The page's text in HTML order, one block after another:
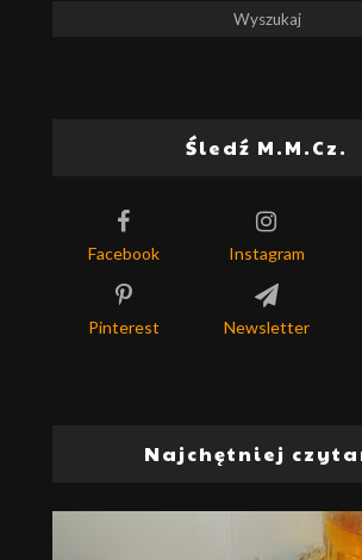
Śledź M.M.Cz.
Facebook Instagram
Pinterest Newsletter
Najchętniej